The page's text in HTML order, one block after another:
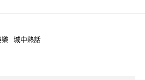
樂 城中熱話